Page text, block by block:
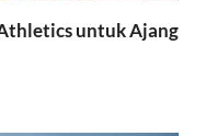
untuk Ajang